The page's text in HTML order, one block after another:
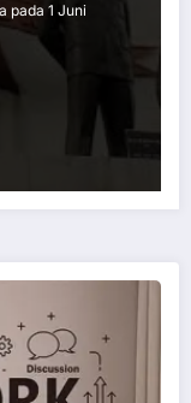
pada 1 Juni